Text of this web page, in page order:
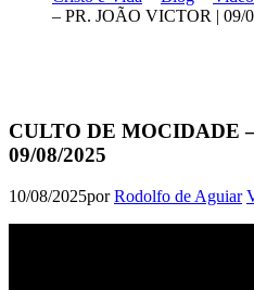
– PR. JOÃO VICTOR | 09/
CULTO DE MOCIDADE
09/08/2025
10/08/2025porRodolfo de Aguiar